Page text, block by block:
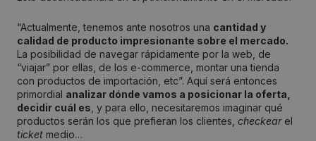
“Actualmente, tenemos ante nosotros una cantidad y
calidad de producto impresionante sobre el mercado.
La posibilidad de navegar rápidamente por la web, de
“viajar” por ellas, de los e-commerce, montar una tienda
con productos de importación, etc”. Aquí será entonces
primordial analizar dónde vamos a posicionar la oferta,
decidir cuál es , y para ello, necesitaremos imaginar qué
productos serán los que prefieran los clientes, checkearel
ticket medio…